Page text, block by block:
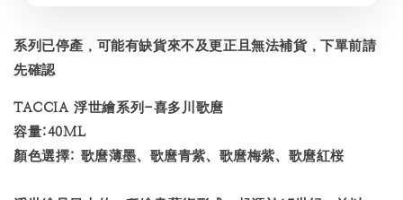
系列已停產，可能有缺貨來不及更正且無法補貨，下單前請
先確認
TACCIA 浮世繪系列-喜多川歌麿
容量:40ML
顏色選擇: 歌麿薄墨、歌麿青紫、歌麿梅紫、歌麿紅桜